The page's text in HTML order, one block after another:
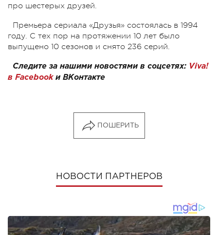
про шестерых друзей.
Премьера сериала «Друзья» состоялась в 1994
году. С тех пор на протяжении 10 лет было
выпущено 10 сезонов и снято 236 серий.
Следите за нашими новостями в соцсетях: Viva!
в Facebookи ВКонтакте
ПОШЕРИТЬ
НОВОСТИ ПАРТНЕРОВ